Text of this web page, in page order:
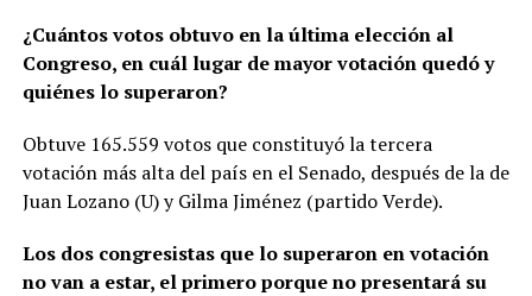
¿Cuántos votos obtuvo en la última elección al
Congreso, en cuál lugar de mayor votación quedó y
quiénes lo superaron?
Obtuve 165.559 votos que constituyó la tercera
votación más alta del país en el Senado, después de la de
Juan Lozano (U) y Gilma Jiménez (partido Verde).
Los dos congresistas que lo superaron en votación
no van a estar, el primero porque no presentará su